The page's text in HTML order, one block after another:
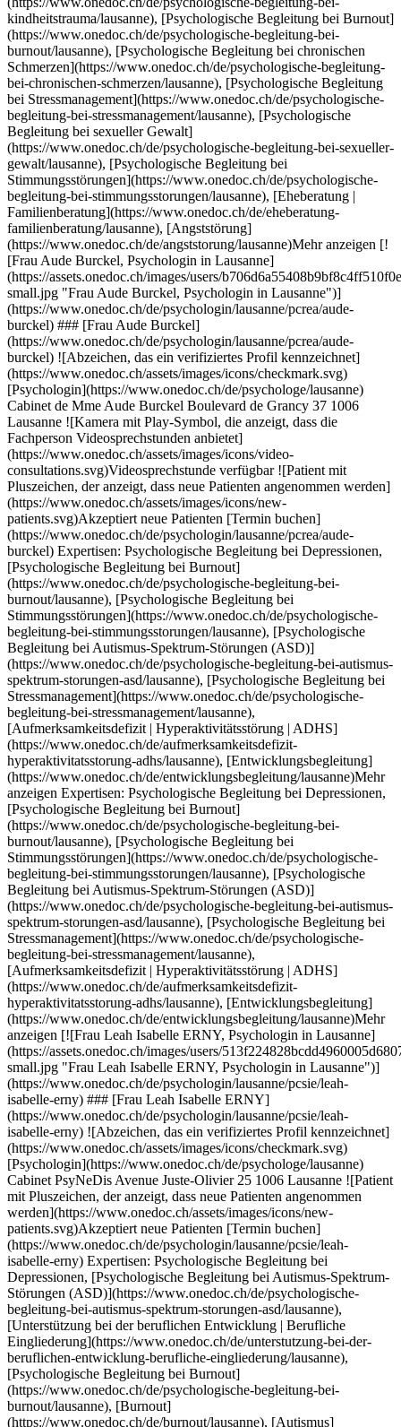
en, [Psychologische Begleitung bei Autismus-Spektrum-Störungen (ASD)](https://www.onedoc.ch/de/psychologische-begleitung-bei-autismus-spektrum-storungen-asd/lausanne), [Unterstützung bei der beruflichen Entwicklung | Berufliche Eingliederung](https://www.onedoc.ch/de/unterstutzung-bei-der-beruflichen-entwicklung-berufliche-eingliederung/lausanne), [Psychologische Begleitung bei Burnout](https://www.onedoc.ch/de/psychologische-begleitung-bei-burnout/lausanne), [Burnout](https://www.onedoc.ch/de/burnout/lausanne), [Autismus](https://www.onedoc.ch/de/autismus/lausanne), [Psychologische Begleitung bei Stressmanagement](https://www.onedoc.ch/de/psychologische-begleitung-bei-stressmanagement/lausanne)Mehr anzeigen Expertisen: Psychologische Begleitung bei Depressionen, [Psychologische Begleitung bei Autismus-Spektrum-Störungen (ASD)](https://www.onedoc.ch/de/psychologische-begleitung-bei-autismus-spektrum-storungen-asd/lausanne), [Unterstützung bei der beruflichen Entwicklung | Berufliche Eingliederung](https://www.onedoc.ch/de/unterstutzung-bei-der-beruflichen-entwicklung-berufliche-eingliederung/lausanne), [Psychologische Begleitung bei Burnout](https://www.onedoc.ch/de/psychologische-begleitung-bei-burnout/lausanne), [Burnout](https://www.onedoc.ch/de/burnout/lausanne), [Autismus](https://www.onedoc.ch/de/autismus/lausanne), [Psychologische Begleitung bei Stressmanagement](https://www.onedoc.ch/de/psychologische-begleitung-bei-stressmanagement/lausanne)Mehr anzeigen [![Herr Julien Borloz, Psychologe in Lausanne](https://assets.onedoc.ch/images/users/dbb45a5bcd827f101cd9dbb4949d27b1631f6f6fac745348abb1cc719b36bb1d-small.png "Herr Julien Borloz, Psychologe in Lausanne")](https://www.onedoc.ch/de/psychologe/lausanne/pcr8x/julien-borloz) ### [Herr Julien Borloz](https://www.onedoc.ch/de/psychologe/lausanne/pcr8x/julien-borloz) ![Abzeichen, das ein verifiziertes Profil kennzeichnet](https://www.onedoc.ch/assets/images/icons/checkmark.svg) [Psychologe](https://www.onedoc.ch/de/psychologe/lausanne) Julien Borloz | Psychologue FSP | Hypnose | Coaching | Nutritionniste Avenue de Chailly 1 1012 Lausanne ![Kamera mit Play-Symbol, die anzeigt, dass die Fachperson Videosprechstunden anbietet](https://www.onedoc.ch/assets/images/icons/video-consultations.svg)Videosprechstunde verfügbar ![Patient mit Pluszeichen, der anzeigt, dass neue Patienten angenommen werden](https://www.onedoc.ch/assets/images/icons/new-patients.svg)Akzeptiert neue Patienten [Termin buchen](https://www.onedoc.ch/de/psychologe/lausanne/pcr8x/julien-borloz) Expertisen: Psychologische Begleitung bei Depressionen, [Psychologische Begleitung bei Stressmanagement](https://www.onedoc.ch/de/psychologische-begleitung-bei-stressmanagement/lausanne), [Unterstützung bei der beruflichen Entwicklung | Berufliche Eingliederung](https://www.onedoc.ch/de/unterstutzung-bei-der-beruflichen-entwicklung-berufliche-eingliederung/lausanne), [Entwicklungsbegleitung](https://www.onedoc.ch/de/entwicklungsbegleitung/lausanne), [Psychologische Begleitung bei Burnout](https://www.onedoc.ch/de/psychologische-begleitung-bei-burnout/lausanne), [Autogenes Training](https://www.onedoc.ch/de/autogenes-training/lausanne)Mehr anzeigen Expertisen: Psychologische Begleitung bei Depressionen, [Psychologische Begleitung bei Stressmanagement](https://www.onedoc.ch/de/psychologische-begleitung-bei-stressmanagement/lausanne), [Unterstützung bei der beruflichen Entwicklung | Berufliche Eingliederung](https://www.onedoc.ch/de/unterstutzung-bei-der-beruflichen-entwicklung-berufliche-eingliederung/lausanne), [Entwicklungsbegleitung](https://www.onedoc.ch/de/entwicklungsbegleitung/lausanne), [Psychologische Begleitung bei Burnout](https://www.onedoc.ch/de/psychologische-begleitung-bei-burnout/lausanne), [Autogenes Training](https://www.onedoc.ch/de/autogenes-training/lausanne)Mehr anzeigen [![Herr Guillaume Bassand, Psychologe in Lausanne](https://assets.onedoc.ch/images/users/47ee8ab4c73e6abe667d13b8fe7b3e2057614b76ec9d75036b57a763fdbe1e93-small.jpg "Herr Guillaume Bassand, Psychologe in Lausanne")](https://www.onedoc.ch/de/psychologe/lausanne/pc123/guillaume-bassand) ### [Herr Guillaume Bassand](https://www.onedoc.ch/de/psychologe/lausanne/pc123/guillaume-bassand) ![Abzeichen, das ein verifiziertes Profil kennzeichnet](https://www.onedoc.ch/assets/images/icons/checkmark.svg) [Psychologe](https://www.onedoc.ch/de/psychologe/lausanne) ENSO Psychologie Avenue de la Gare 10 1003 Lausanne ![Patient mit Pluszeichen, der anzeigt, dass neue Patienten angenommen werden](https://www.onedoc.ch/assets/images/icons/new-patients.svg)Akzeptiert neue Patienten [Termin buchen](https://www.onedoc.ch/de/psychologe/lausanne/pc123/guillaume-bassand) Expertisen: Psychologische Begleitung bei Depressionen, [Burnout](https://www.onedoc.ch/de/burnout/lausanne), [Psychologische Begleitung bei Stressmanagement](https://www.onedoc.ch/de/psychologische-begleitung-bei-stressmanagement/lausanne), [Entwicklungsbegleitung](https://www.onedoc.ch/de/entwicklungsbegleitung/lausanne), [Unterstützung bei der beruflichen Entwicklung | Berufliche Eingliederung](https://www.onedoc.ch/de/unterstutzung-bei-der-beruflichen-entwicklung-berufliche-eingliederung/lausanne), [Psychologische Begleitung bei Kindheitstrauma](https://www.onedoc.ch/de/psychologische-begleitung-bei-kindheitstrauma/lausanne), [Aufmerksamkeitsdefizit | Hyperaktivitätsstörung | ADHS](https://www.onedoc.ch/de/aufmerksamkeitsdefizit-hyperaktivitatsstorung-adhs/lausanne), [Psychologische Begleitung bei Autismus-Spektrum-Störungen (ASD)](https://www.onedoc.ch/de/psychologische-begleitung-bei-autismus-spektrum-storungen-asd/lausanne), [Schlafstörungen | Schlafprobleme](https://www.onedoc.ch/de/schlafstorungen-schlafprobleme/lausanne)Mehr anzeigen Expertisen: Psychologische Begleitung bei Depressionen, [Burnout](https://www.onedoc.ch/de/burnout/lausanne), [Psychologische Begleitung bei Stressmanagement](https://www.onedoc.ch/de/psychologische-begleitung-bei-stressmanagement/lausanne), [Entwicklungsbegleitung](https://www.onedoc.ch/de/entwicklungsbegleitung/lausanne), [Unterstützung bei der beruflichen Entwicklung | Berufliche Eingliederung](https://www.onedoc.ch/de/unterstutzung-bei-der-beruflichen-entwicklung-berufliche-eingliederung/lausanne), [Psychologische Begleitung bei Kindheitstrauma](https://www.onedoc.ch/de/psychologische-begleitung-bei-kindheitstrauma/lausanne), [Aufmerksamkeitsdefizit | Hyperaktivitätsstörung | ADHS](https://www.onedoc.ch/de/aufmerksamkeitsdefizit-hyperaktivitatsstorung-adhs/lausanne), [Psychologische Begleitung bei Autismus-Spektrum-Störungen (ASD)](https://www.onedoc.ch/de/psychologische-begleitung-bei-autismus-spektrum-storungen-asd/lausanne), [Schlafstörungen | Schlafprobleme](https://www.onedoc.ch/de/schlafstorungen-schlafprobleme/lausanne)Mehr anzeigen [![Frau Lora Bici, Psychologin in Lausanne](https://assets.onedoc.ch/images/users/1ef06c60fff238ba0736b9eb3b19500946d92e4b7690049fa2aebf12027f796b-small.jpg "Frau Lora Bici, Psychologin in Lausanne")](https://www.onedoc.ch/de/psychologin/lausanne/pc4rp/lora-bici) ### [Frau Lora Bici](https://www.onedoc.ch/de/psychologin/lausanne/pc4rp/lora-bici) ![Abzeichen, das ein verifiziertes Profil kennzeichnet](https://www.onedoc.ch/assets/images/icons/checkmark.svg) [Psychologin](https://www.onedoc.ch/de/psychologe/lausanne) Lora Bici – Cabinet de psychologie Rue Centrale 6 1003 Lausanne ![Patient mit Pluszeichen, der anzeigt, dass neue Patienten angenommen werden](https://www.onedoc.ch/assets/images/icons/new-patients.svg)Akzeptiert neue Patienten [Termin buchen](https://www.onedoc.ch/de/psychologin/lausanne/pc4rp/lora-bici) Expertisen: Psychologische Begleitung bei Depressionen, [Psychologische Begleitung bei Kindheitstrauma](https://www.onedoc.ch/de/psychologische-begleitung-bei-kindheitstrauma/lausanne), [Entwicklungsbegleitung](https://www.onedoc.ch/de/entwicklungsbegleitung/lausanne), [Unterstützung bei der beruflichen Entwicklung | Berufliche Eingliederung](https://www.onedoc.ch/de/unterstutzung-bei-der-beruflichen-entwicklung-berufliche-eingliederung/lausanne), [Burnout](https://www.onedoc.ch/de/burnout/lausanne), [Psychologische Begleitung bei Stressmanagement](https://www.onedoc.ch/de/psychologische-begleitung-bei-stressmanagement/lausanne), [Psychologische Begleitung bei Geschlechtsidentitätsfragen](https://www.onedoc.ch/de/psychologische-begleitung-bei-geschlechtsidentitatsfragen/lausanne), [Psychologische Begleitung für Senioren](https://www.onedoc.ch/de/psychologische-begleitung-fur-senioren/lausanne), [Angststörung](https://www.onedoc.ch/de/angststorung/lausanne)Mehr anzeigen Expertisen: Psychologische Begleitung bei Depressionen, [Psychologische Begleitung bei Kindheitstrauma](https://www.onedoc.ch/de/psychologische-begleitung-bei-kindheitstrauma/lausanne), [Entwicklungsbegleitung](https://www.onedoc.ch/de/entwicklungsbegleitung/lausanne), [Unterstützung bei der beruflichen Entwicklung | Berufliche Eingliederung](https://www.onedoc.ch/de/unterstutzung-bei-der-beruflichen-entwicklung-berufliche-eingliederung/lausanne), [Burnout](https://www.onedoc.ch/de/burnout/lausanne), [Psychologische Begleitung bei Stressmanagement](https://www.onedoc.ch/de/psychologische-begleitung-bei-stressmanagement/lausanne), [Psychologische Begleitung bei Geschlechtsidentitätsfragen](https://www.onedoc.ch/de/psychologische-begleitung-bei-geschlechtsidentitatsfragen/lausanne), [Psychologische Begleitung für Senioren](https://www.onedoc.ch/de/psychologische-begleitung-fur-senioren/lausanne), [Angststörung](https://www.onedoc.ch/de/angststorung/lausanne)Mehr anzeigen [![Frau Sara Oliveira Geraldo, Psychologin in Lausanne](https://assets.onedoc.ch/images/users/1dbc9e66fae8a390fcfe82d91bd03020a940c227326091cb09eca836aea2a11c-small.jpg "Frau Sara Oliveira Geraldo, Psychologin in Lausanne")](https://www.onedoc.ch/de/psychologin/lausanne/pcwxv/sara-oliveira-geraldo) ### [Frau Sara Oli